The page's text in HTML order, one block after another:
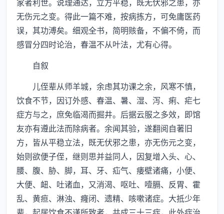
无伤元之变。得此一篇不难，按病拣方，可免庸医药
误，其功溥矣。细观全书，简明赅备，不偏不倚，而
感冒分四时论治，春温不从叶法，尤有心得。
自叙
儿侄辈从师羊城，余虑其功课之余，风寒不慎，
饮食不节，因订外感、春温、暑、湿、泻、痢、疟七
症方与之，庶免临渴而掘井。后据云服之多效，即馆
友亦有遵此法而除病者。余闻其验，遂翻阅自著旧
方，皆从平稳立法，既无伏邪之患，亦无伤元之变，
始则欲便子侄，继则思并益同人，因复增入头、心、
腰、腹、胁、脚，耳、牙、疝气、痿壁诸痛，小便、
大便、衄、吐诸血，又消渴、呕吐、噎膈、反胃、霍
乱、黄疸、淋浊、癃闭、遗精、咳嗽诸症。大抵少年